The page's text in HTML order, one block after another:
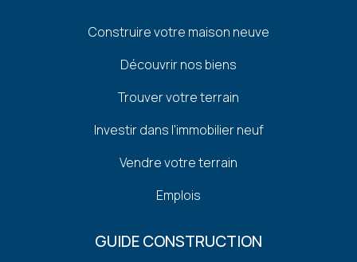
Construire votre maison neuve
Découvrir nos biens
Trouver votre terrain
Investir dans l'immobilier neuf
Vendre votre terrain
Emplois
GUIDE CONSTRUCTION